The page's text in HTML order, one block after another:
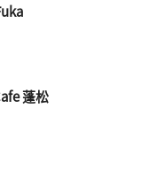
蓬松